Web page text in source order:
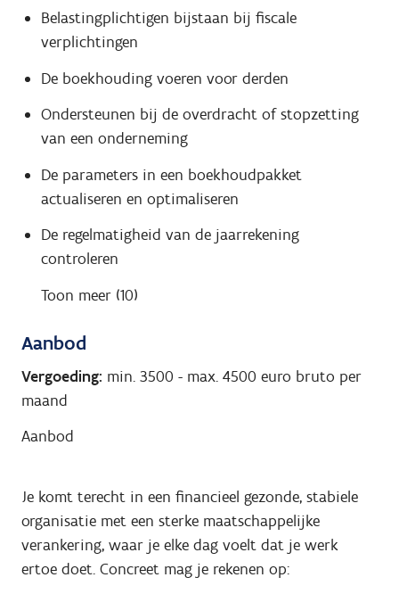
Belastingplichtigen bijstaan bij fiscale
verplichtingen
De boekhouding voeren voor derden
Ondersteunen bij de overdracht of stopzetting
van een onderneming
De parameters in een boekhoudpakket
actualiseren en optimaliseren
De regelmatigheid van de jaarrekening
controleren
Toon meer (10)
Aanbod
Vergoeding: min. 3500 - max. 4500 euro bruto per
maand
Aanbod
Je komt terecht in een financieel gezonde, stabiele
organisatie met een sterke maatschappelijke
verankering, waar je elke dag voelt dat je werk
ertoe doet. Concreet mag je rekenen op: